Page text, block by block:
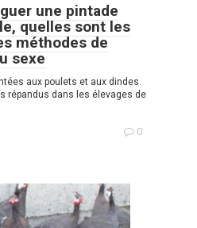
une pintade
quelles sont les
méthodes de
sexe
aux poulets et aux dindes.
répandus dans les élevages de
0